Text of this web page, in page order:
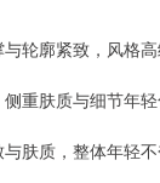
轮廓紧致，风格高
重肤质与细节年轻
肤质，整体年轻不